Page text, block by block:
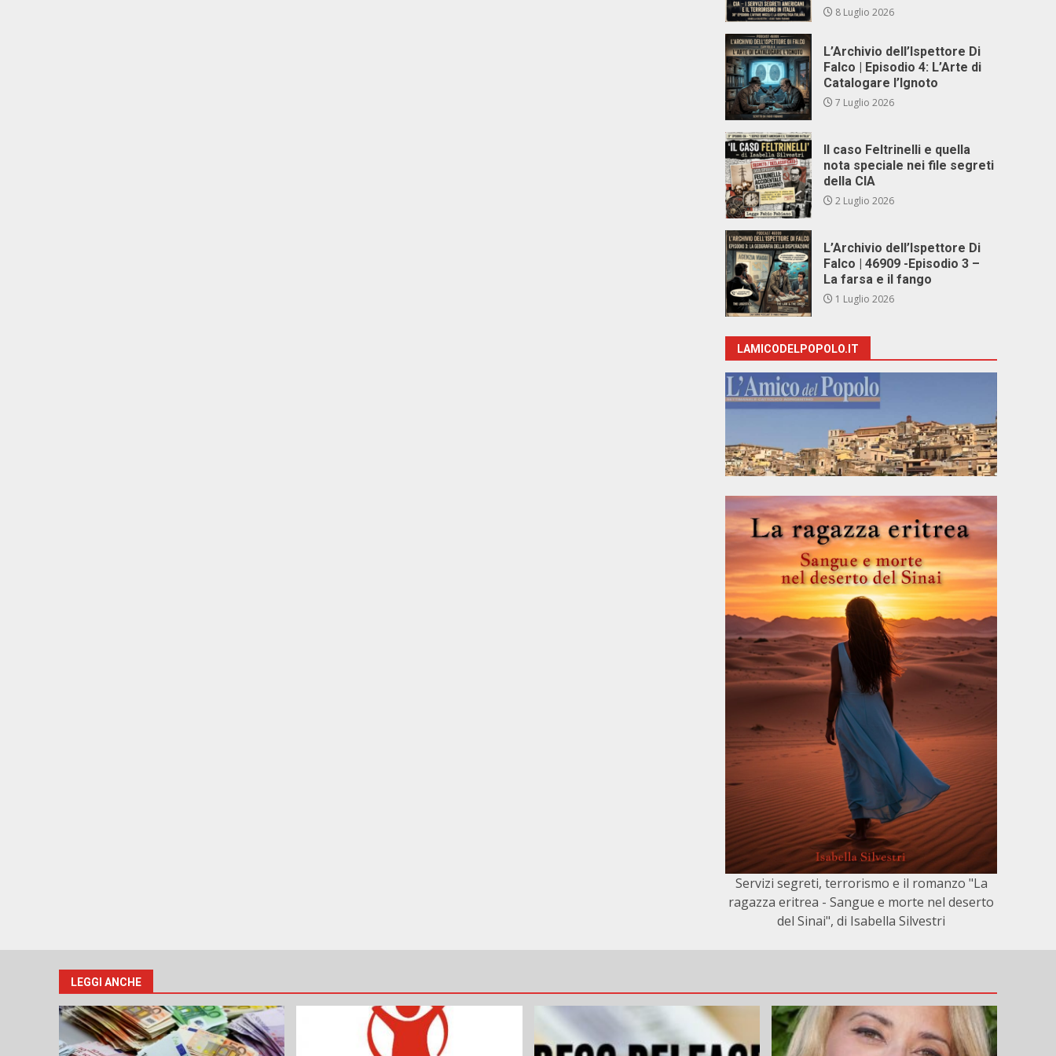
8 Luglio 2026
L’Archivio dell’Ispettore Di
Falco | Episodio 4: L’Arte di
Catalogare l’Ignoto
7 Luglio 2026
Il caso Feltrinelli e quella
nota speciale nei file segreti
della CIA
2 Luglio 2026
L’Archivio dell’Ispettore Di
Falco | 46909 -Episodio 3 –
La farsa e il fango
1 Luglio 2026
LAMICODELPOPOLO.IT
Servizi segreti, terrorismo e il romanzo "La
ragazza eritrea - Sangue e morte nel deserto
del Sinai", di Isabella Silvestri
LEGGI ANCHE